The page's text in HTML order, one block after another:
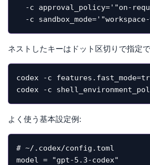
-c approval_policy='"on-
-c
ネストしたキーはドット区切りで指定で
codex -c
codex -c
よく使う基本設定例:
# ~/.codex/config.toml
model = "gpt-5.3-codex"